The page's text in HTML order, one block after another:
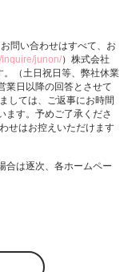
問い合わせはすべて、お
inquire/junon/）株式会社
（土日祝日等、弊社休業
業日以降の回答とさせて
しては、ご返事にお時間
ます。予めご了承くださ
せはお控えいただけます
合は逐次、各ホームペー